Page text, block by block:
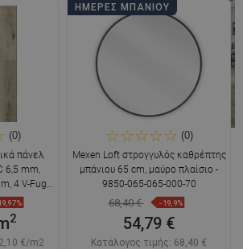
(0)
πάνελ
6,5 mm,
4 V-Fuga,
2
€/m2
ΗΜΈΡΕΣ ΜΠΆΝΙΟΥ
(0)
Mexen Loft στρογγυλός καθρέπτης
μπάνιου 65 cm, μαύρο πλαίσιο -
9850-065-065-000-70
68,40 € -19,9%
54,79 €
Κατάλογος τιμής: 68,40 €